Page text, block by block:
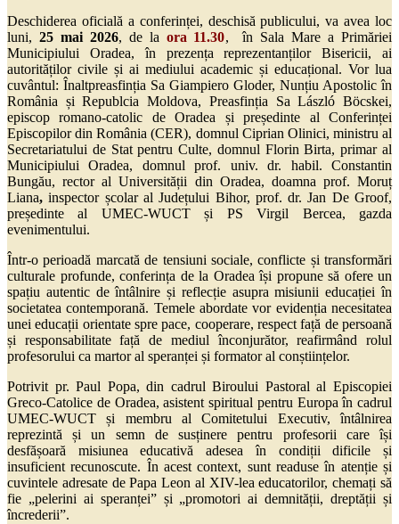
Deschiderea oficială a conferinței, deschisă publicului, va avea loc
luni, 25 mai 2026, de la ora 11.30, în Sala Mare aPrimăriei
Municipiului Oradea, în prezența reprezentanților Bisericii, ai
autorităților civile și ai mediului academic și educațional. Vor lua
cuvântul: Înaltpreasfinția Sa Giampiero Gloder, Nunțiu Apostolic în
România și Republcia Moldova, Preasfinția SaLászló Böcskei,
episcop romano-catolic de Oradea și președinte al Conferinței
Episcopilor din România (CER), domnul Ciprian Olinici, ministru al
Secretariatului de Stat pentru Culte, domnul Florin Birta, primar al
Municipiului Oradea, domnul prof. univ. dr. habil. Constantin
Bungău, rector al Universității din Oradea, doamna prof. Moruț
Liana,inspector școlar al Județului Bihor, prof. dr.Jan De Groof,
președinte al UMEC-WUCT și PS Virgil Bercea, gazda
evenimentului.
Într-o perioadă marcată de tensiuni sociale, conflicte și transformări
culturale profunde, conferința de la Oradea își propune să ofere un
spațiu autentic de întâlnire și reflecție asupra misiunii educației în
societatea contemporană. Temele abordate vor evidenția necesitatea
unei educații orientate spre pace, cooperare, respect față de persoană
și responsabilitate față de mediul înconjurător, reafirmând rolul
profesorului ca martor al speranței și formator al conștiințelor.
Potrivit pr. Paul Popa, din cadrul Biroului Pastoral al Episcopiei
Greco-Catolice de Oradea, asistent spiritual pentru Europa în cadrul
UMEC-WUCT și membru al Comitetului Executiv, întâlnirea
reprezintă și un semn de susținere pentru profesorii care își
desfășoară misiunea educativă adesea în condiții dificile și
insuficient recunoscute. În acest context, sunt readuse în atenție și
cuvintele adresate dePapa Leon al XIV-lea educatorilor, chemați să
fie „pelerini ai speranței” și „promotori ai demnității, dreptății și
încrederii”.